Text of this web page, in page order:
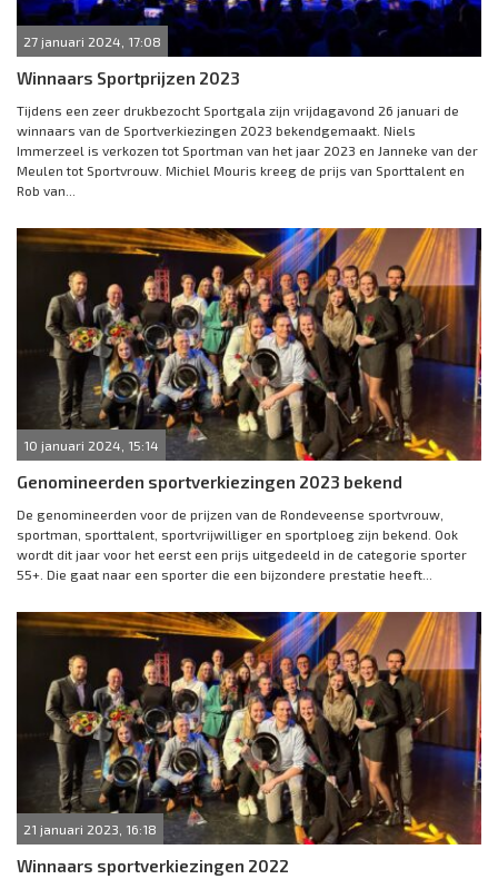
27 januari 2024, 17:08
Winnaars Sportprijzen 2023
Tijdens een zeer drukbezocht Sportgala zijn vrijdagavond 26 januari de
winnaars van de Sportverkiezingen 2023 bekendgemaakt. Niels
Immerzeel is verkozen tot Sportman van het jaar 2023 en Janneke van der
Meulen tot Sportvrouw. Michiel Mouris kreeg de prijs van Sporttalent en
Rob van...
10 januari 2024, 15:14
Genomineerden sportverkiezingen 2023 bekend
De genomineerden voor de prijzen van de Rondeveense sportvrouw,
sportman, sporttalent, sportvrijwilliger en sportploeg zijn bekend. Ook
wordt dit jaar voor het eerst een prijs uitgedeeld in de categorie sporter
55+. Die gaat naar een sporter die een bijzondere prestatie heeft...
21 januari 2023, 16:18
Winnaars sportverkiezingen 2022